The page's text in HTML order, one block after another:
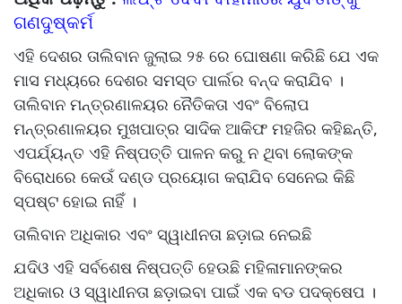
ଗଣଦୁଷ୍କର୍ମ
ଏହି ଦେଶର ତାଲିବାନ ଜୁଲାଇ ୨୫ ରେ ଘୋଷଣା କରିଛି ଯେ ଏକ
ମାସ ମଧ୍ୟରେ ଦେଶର ସମସ୍ତ ପାର୍ଲର ବନ୍ଦ କରାଯିବ ।
ତାଲିବାନ ମନ୍ତ୍ରଣାଳୟର ନୈତିକତା ଏବଂ ବିଲୋପ
ମନ୍ତ୍ରଣାଳୟର ମୁଖପାତ୍ର ସାଦିକ ଆକିଫ ମହଜିର କହିଛନ୍ତି,
ଏପର୍ଯ୍ୟନ୍ତ ଏହି ନିଷ୍ପତ୍ତି ପାଳନ କରୁ ନ ଥିବା ଲୋକଙ୍କ
ବିରୋଧରେ କେଉଁ ଦଣ୍ଡ ପ୍ରୟୋଗ କରାଯିବ ସେନେଇ କିଛି
ସ୍ପଷ୍ଟ ହୋଇ ନାହିଁ ।
ତାଲିବାନ ଅଧିକାର ଏବଂ ସ୍ୱାଧୀନତା ଛଡ଼ାଇ ନେଇଛି
ଯଦିଓ ଏହି ସର୍ବଶେଷ ନିଷ୍ପତ୍ତି ହେଉଛି ମହିଳାମାନଙ୍କର
ଅଧିକାର ଓ ସ୍ୱାଧୀନତା ଛଡ଼ାଇବା ପାଇଁ ଏକ ବଡ ପଦକ୍ଷେପ ।